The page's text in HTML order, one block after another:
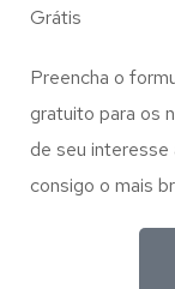
Grátis
Preencha o
gratuito para os
de seu
consigo o mais